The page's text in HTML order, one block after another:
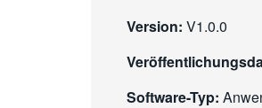
Version: V1.0.0
Software-Typ: